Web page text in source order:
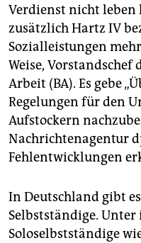
genossenschaft
epaper login
Verdienst nicht
zusätzlich Hartz IV
Sozialleistungen
Weise,
Arbeit (BA). Es gebe
Regelungen für den
Aufstockern
Nachrichtenagentur
Fehlentwicklungen
In Deutschland gibt
Selbstständige.
Soloselbstständige